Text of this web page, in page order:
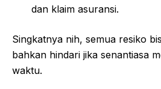
dan klaim asuransi.
Singkatnya nih, semua resiko
bahkan hindari jika senantiasa
waktu.